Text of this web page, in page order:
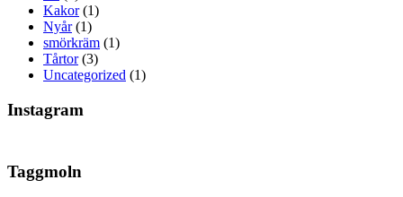
Kakor(1)
Nyår(1)
smörkräm (1)
Tårtor(3)
Uncategorized (1)
Instagram
Taggmoln